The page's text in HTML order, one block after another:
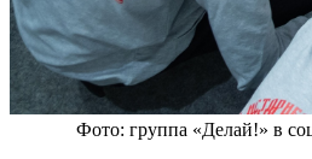
Фото: группа «Делай!» в